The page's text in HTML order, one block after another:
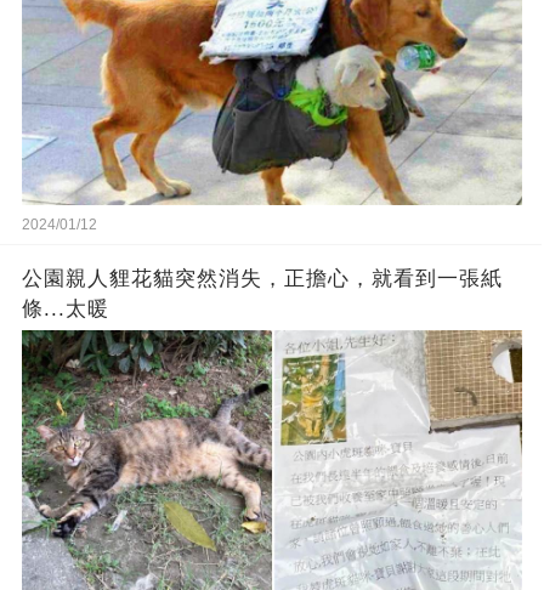
2024/01/12
公園親人貍花貓突然消失，正擔心，就看到一張紙
條...太暖